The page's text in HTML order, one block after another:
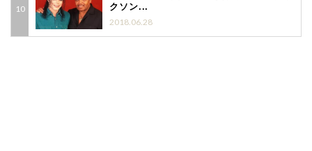
クソン...
2018.06.28